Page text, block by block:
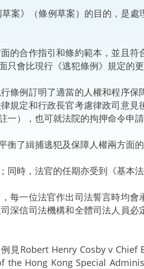
》（條例草案）的目的，是處
合作指引和條約範本，並且符
會比現行《逃犯條例》規定的更
例訂明了適當的人權和程序保
規定和行政長官考慮律政司意見
），也可就法院的拘押命令申請
了緝捕逃犯及保障人權兩方面的
時，法官的任期亦受到《基本法
一位法官作出司法誓言時均會
深信司法機構和全體司法人員必
見Robert Henry Cosby v Chief
the Hong Kong Special